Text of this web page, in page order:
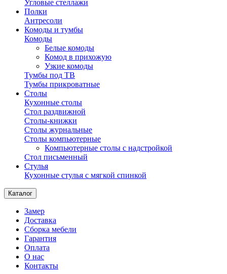
Угловые стеллажи
Полки
Антресоли
Комоды и тумбы
Комоды
Белые комоды
Комод в прихожую
Узкие комоды
Тумбы под ТВ
Тумбы прикроватные
Столы
Кухонные столы
Стол раздвижной
Столы-книжки
Столы журнальные
Столы компьютерные
Компьютерные столы с надстройкой
Стол письменный
Стулья
Кухонные стулья с мягкой спинкой
Каталог
Замер
Доставка
Сборка мебели
Гарантия
Оплата
О нас
Контакты